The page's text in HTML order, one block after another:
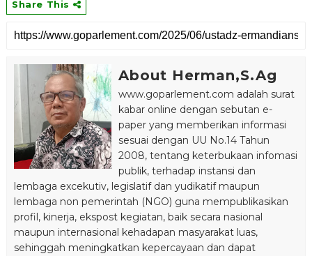
Share This
About Herman,S.Ag
www.goparlement.com adalah surat
kabar online dengan sebutan e-
paper yang memberikan informasi
sesuai dengan UU No.14 Tahun
2008, tentang keterbukaan infomasi
publik, terhadap instansi dan
lembaga excekutiv, legislatif dan yudikatif maupun
lembaga non pemerintah (NGO) guna mempublikasikan
profil, kinerja, ekspost kegiatan, baik secara nasional
maupun internasional kehadapan masyarakat luas,
sehinggah meningkatkan kepercayaan dan dapat